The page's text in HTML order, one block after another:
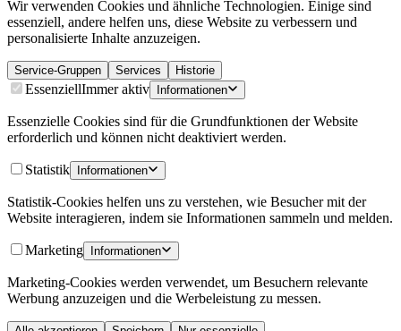
Wir verwenden Cookies und ähnliche Technologien. Einige sind
essenziell, andere helfen uns, diese Website zu verbessern und
personalisierte Inhalte anzuzeigen.
Service-Gruppen Services Historie
EssenziellImmer aktiv Informationen
Essenzielle Cookies sind für die Grundfunktionen der Website
erforderlich und können nicht deaktiviert werden.
Statistik Informationen
Statistik-Cookies helfen uns zu verstehen, wie Besucher mit der
Website interagieren, indem sie Informationen sammeln und melden.
Marketing Informationen
Marketing-Cookies werden verwendet, um Besuchern relevante
Werbung anzuzeigen und die Werbeleistung zu messen.